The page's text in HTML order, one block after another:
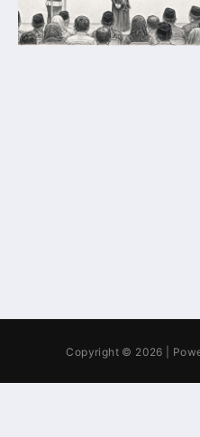
Copyright © 2026 |